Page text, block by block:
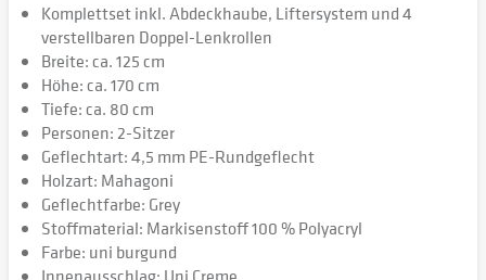
Komplettset inkl. Abdeckhaube, Liftersystem und 4
verstellbaren Doppel-Lenkrollen
Breite: ca. 125 cm
Höhe: ca. 170 cm
Tiefe: ca. 80 cm
Personen: 2-Sitzer
Geflechtart: 4,5 mm PE-Rundgeflecht
Holzart: Mahagoni
Geflechtfarbe: Grey
Stoffmaterial: Markisenstoff 100 % Polyacryl
Farbe: uni burgund